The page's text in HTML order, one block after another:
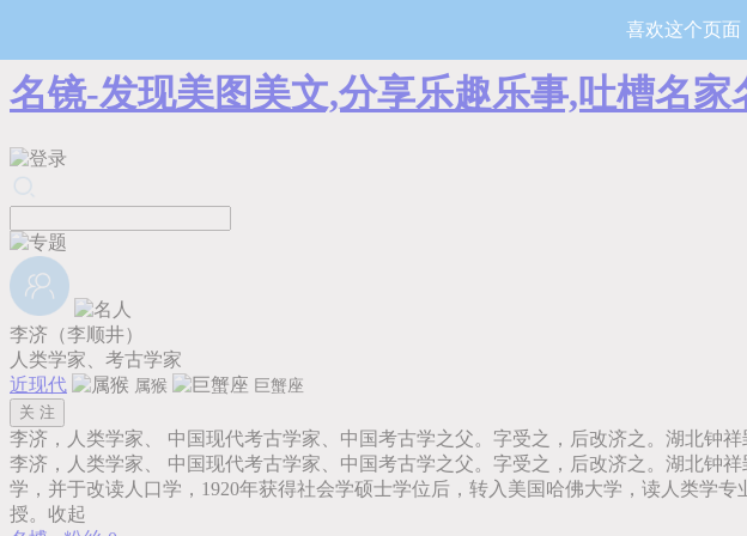
名镜-发现美图美文,分享乐趣乐事,吐槽名
李济（李顺井）
人类学家、考古学家
近现代
属猴 巨蟹座
李济，人类学家、 中国现代考古学家、中国考古学之父。字受之，后改济之。湖北钟祥
李济，人类学家、 中国现代考古学家、中国考古学之父。字受之，后改济之。湖北钟
学，并于改读人口学，1920年获得社会学硕士学位后，转入美国哈佛大学，读人类学
授。 收起
喜欢这个页面